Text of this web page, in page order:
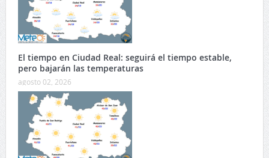
El tiempo en Ciudad Real: seguirá el tiempo estable,
pero bajarán las temperaturas
agosto 02, 2026